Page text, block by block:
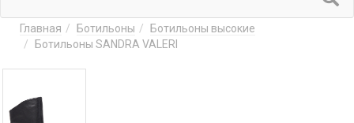
Главная Ботильоны
Ботильоны высокие
Ботильоны SANDRA VALERI